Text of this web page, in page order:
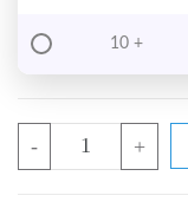
10 +
- +